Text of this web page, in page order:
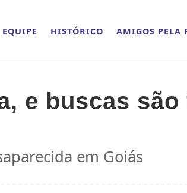
EQUIPE HISTÓRICO AMIGOS PELA
e buscas
em Goiás